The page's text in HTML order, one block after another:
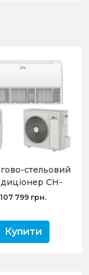
стельовий
CH-
CH-IU071RK2
107 799 грн.
Купити